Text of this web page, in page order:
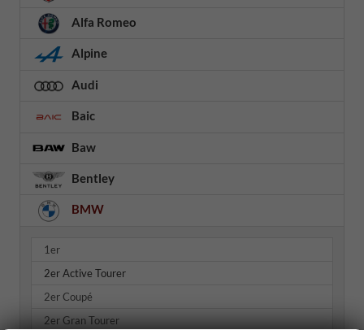
Alfa Romeo
Alpine
Audi
Baic
Baw
Bentley
BMW
1er
2er Active Tourer
2er Coupé
2er Gran Tourer